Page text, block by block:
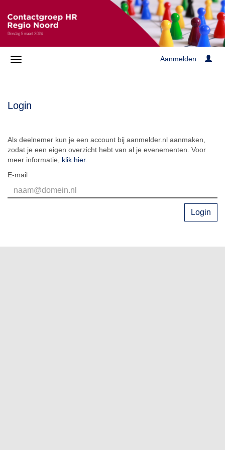
Aanmelden
Login
Als deelnemer kun je een account bij aanmelder.nl aanmaken,
zodat je een eigen overzicht hebt van al je evenementen. Voor
meer informatie, klik hier.
E-mail
Login